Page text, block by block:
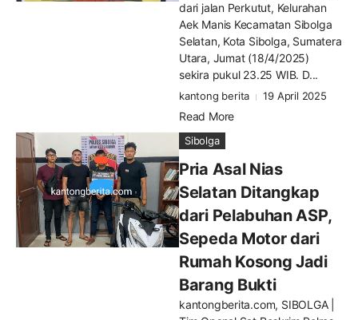
dari jalan Perkutut, Kelurahan
Aek Manis Kecamatan Sibolga
Selatan, Kota Sibolga, Sumatera
Utara, Jumat (18/4/2025)
sekira pukul 23.25 WIB. D...
kantong berita 19 April 2025
Read More
Sibolga
Pria Asal Nias
Selatan Ditangkap
dari Pelabuhan ASP,
Sepeda Motor dari
Rumah Kosong Jadi
Barang Bukti
kantongberita.com, SIBOLGA |